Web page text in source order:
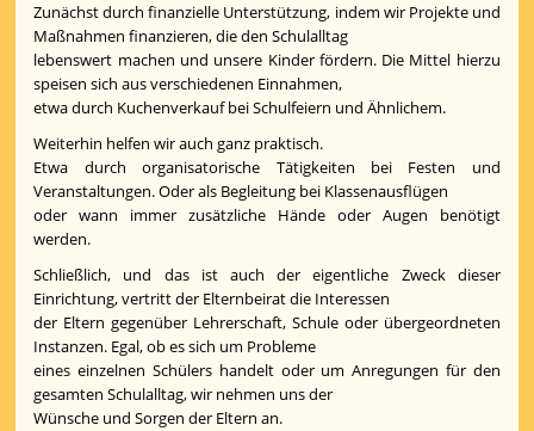
Zunächst durch finanzielle Unterstützung, indem wir Projekte und
Maßnahmen finanzieren, die den Schulalltag
lebenswert machen und unsere Kinder fördern. Die Mittel hierzu
speisen sich aus verschiedenen Einnahmen,
etwa durch Kuchenverkauf bei Schulfeiern und Ähnlichem.
Weiterhin helfen wir auch ganz praktisch.
Etwa durch organisatorische Tätigkeiten bei Festen und
Veranstaltungen. Oder als Begleitung bei Klassenausflügen
oder wann immer zusätzliche Hände oder Augen benötigt
werden.
Schließlich, und das ist auch der eigentliche Zweck dieser
Einrichtung, vertritt der Elternbeirat die Interessen
der Eltern gegenüber Lehrerschaft, Schule oder übergeordneten
Instanzen. Egal, ob es sich um Probleme
eines einzelnen Schülers handelt oder um Anregungen für den
gesamten Schulalltag, wir nehmen uns der
Wünsche und Sorgen der Eltern an.